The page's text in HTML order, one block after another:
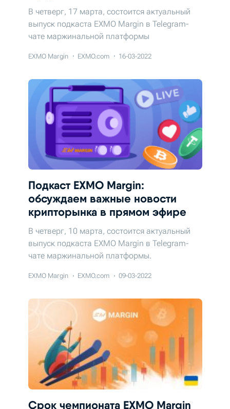
В четверг, 17 марта, состоится актуальный
выпуск подкаста EXMO Margin в Telegram-
чате маржинальной платформы
EXMO Margin EXMO.com 16-03-2022
Подкаст EXMO Margin:
обсуждаем важные новости
крипторынка в прямом эфире
В четверг, 10 марта, состоится актуальный
выпуск подкаста EXMO Margin в Telegram-
чате маржинальной платформы.
EXMO Margin EXMO.com 09-03-2022
Срок чемпионата EXMO Margin